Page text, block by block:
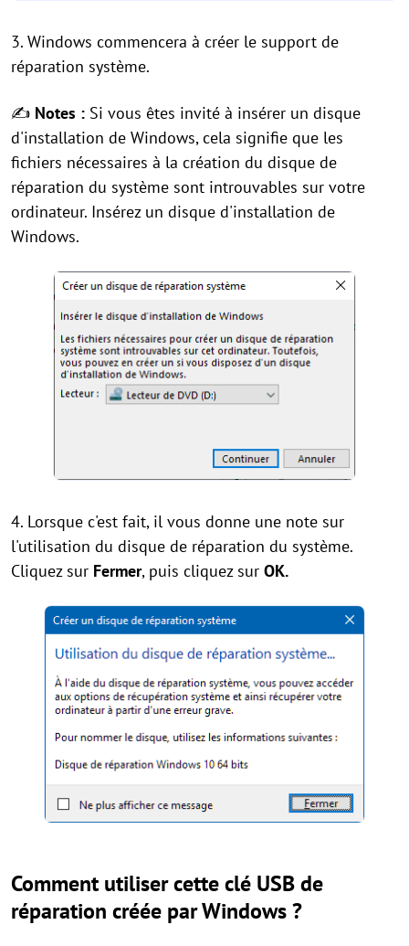
3. Windows commencera à créer le support de
réparation système.
✍ Notes : Si vous êtes invité à insérer un disque
d'installation de Windows, cela signifie que les
fichiers nécessaires à la création du disque de
réparation du système sont introuvables sur votre
ordinateur. Insérez un disque d'installation de
Windows.
4. Lorsque c'est fait, il vous donne une note sur
l'utilisation du disque de réparation du système.
Cliquez sur Fermer, puis cliquez sur OK.
Comment utiliser cette clé USB de
réparation créée par Windows ?